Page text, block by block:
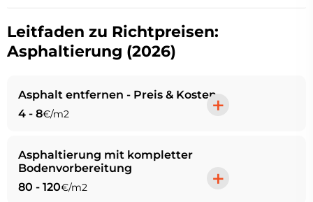
Leitfaden zu Richtpreisen:
Asphaltierung (2026)
Asphalt entfernen - Preis & Kosten
4 - 8€/m2 +
Asphaltierung mit kompletter
Bodenvorbereitung
80 - 120€/m2 +